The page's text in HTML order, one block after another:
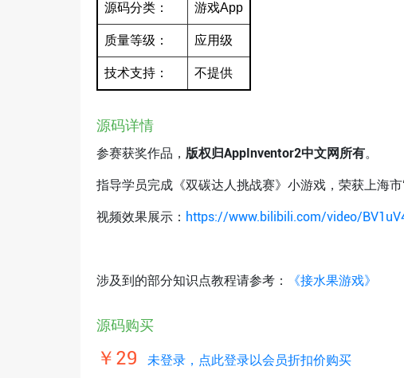
源码分类： 游戏App
质量等级： 应用级
技术支持： 不提供
源码详情
参赛获奖作品， 版权归AppInventor2中文网所有。
指导学员完成《双碳达人挑战赛》小游戏，荣获上海市
视频效果展示： https://www.bilibili.com/video/
涉及到的部分知识点教程请参考： 《接水果游戏》
源码购买
￥29 未登录，点此登录以会员折扣价购买